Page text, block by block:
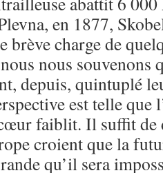
en 1877,
brève charge de
nous souvenons
depuis, quintuplé
est telle que
faiblit. Il suffit de
croient que la
qu’il sera